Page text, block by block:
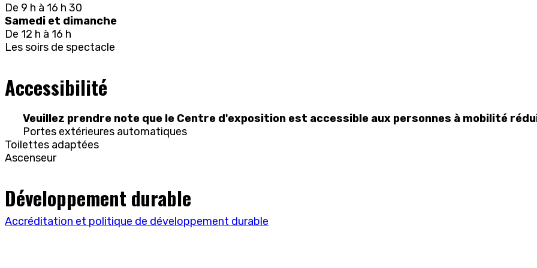
De 9 h à 16 h 30
Samedi et dimanche
De 12 h à 16 h
Les soirs de spectacle
Accessibilité
Veuillez prendre note que le Centre d'exposition est accessible aux personnes à mobilité
Portes extérieures automatiques
Toilettes adaptées
Ascenseur
Développement durable
Accréditation et politique de développement durable